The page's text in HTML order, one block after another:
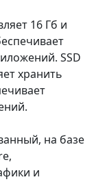
16 Гб и
SSD
хранить
на базе
и